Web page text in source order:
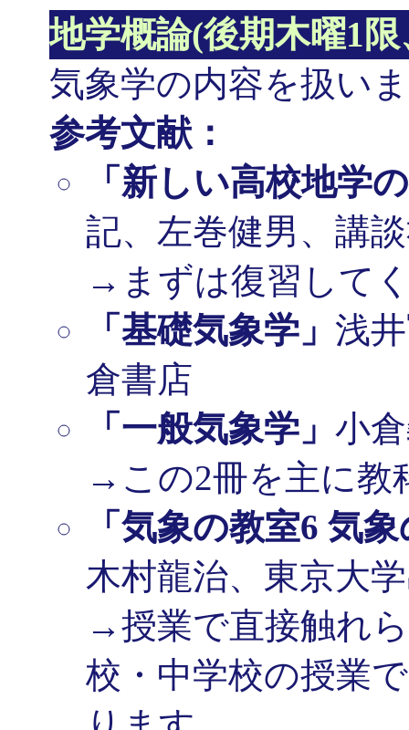
地学概論(後期木曜1
気象学の内容を扱い
参考文献：
「新しい高校地学
記、左巻健男、講
→まずは復習して
「基礎気象学」 浅
倉書店
「一般気象学」 小
→この2冊を主に教
「気象の教室6 気
木村龍治、東京大
→授業で直接触れ
校・中学校の授業